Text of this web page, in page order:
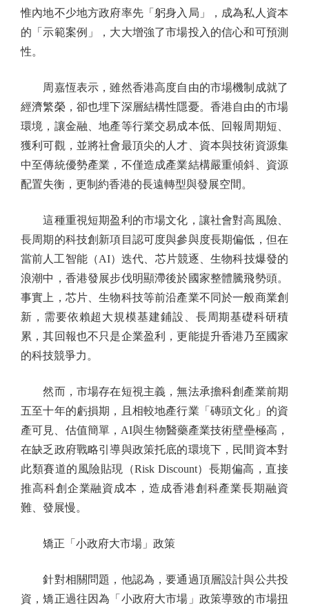
惟內地不少地方政府率先「躬身入局」，成為私人資本
的「示範案例」，大大增強了市場投入的信心和可預測
性。
周嘉恆表示，雖然香港高度自由的市場機制成就了
經濟繁榮，卻也埋下深層結構性隱憂。香港自由的市場
環境，讓金融、地產等行業交易成本低、回報周期短、
獲利可觀，並將社會最頂尖的人才、資本與技術資源集
中至傳統優勢產業，不僅造成產業結構嚴重傾斜、資源
配置失衡，更制約香港的長遠轉型與發展空間。
這種重視短期盈利的市場文化，讓社會對高風險、
長周期的科技創新項目認可度與參與度長期偏低，但在
當前人工智能（AI）迭代、芯片競逐、生物科技爆發的
浪潮中，香港發展步伐明顯滯後於國家整體騰飛勢頭。
事實上，芯片、生物科技等前沿產業不同於一般商業創
新，需要依賴超大規模基建鋪設、長周期基礎科研積
累，其回報也不只是企業盈利，更能提升香港乃至國家
的科技競爭力。
然而，市場存在短視主義，無法承擔科創產業前期
五至十年的虧損期，且相較地產行業「磚頭文化」的資
產可見、估值簡單，AI與生物醫藥產業技術壁壘極高，
在缺乏政府戰略引導與政策托底的環境下，民間資本對
此類賽道的風險貼現（Risk Discount）長期偏高，直接
推高科創企業融資成本，造成香港創科產業長期融資
難、發展慢。
矯正「小政府大市場」政策
針對相關問題，他認為，要通過頂層設計與公共投
資，矯正過往因為「小政府大市場」政策導致的市場扭